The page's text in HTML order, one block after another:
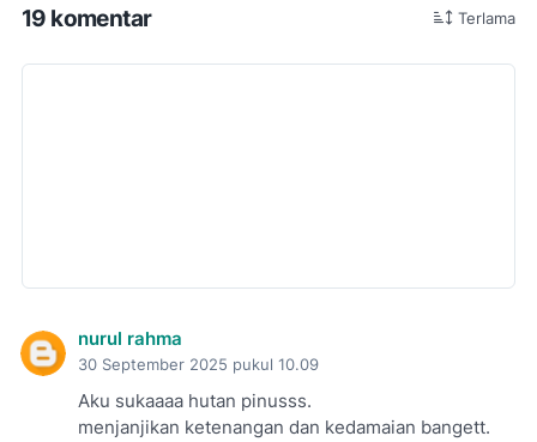
19 komentar Terlama
nurul rahma
30 September 2025 pukul 10.09
Aku sukaaaa hutan pinusss.
menjanjikan ketenangan dan kedamaian bangett.